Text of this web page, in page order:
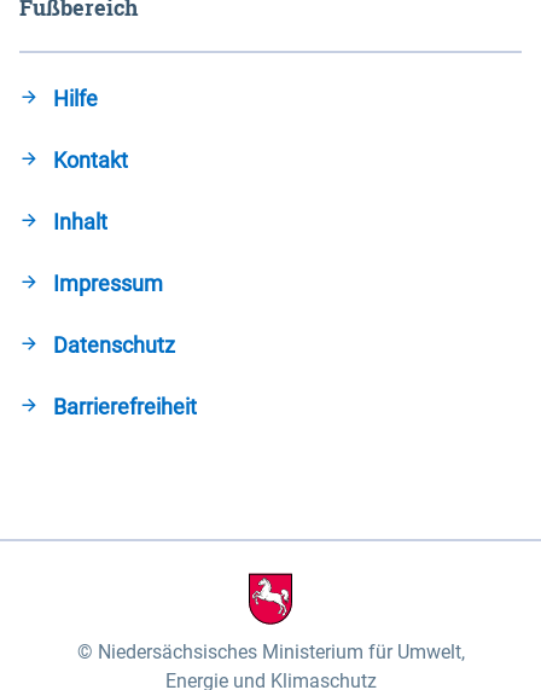
Fußbereich
Hilfe
Kontakt
Inhalt
Impressum
Datenschutz
Barrierefreiheit
Niedersächsisches Ministerium für Umwelt,
Energie und Klimaschutz